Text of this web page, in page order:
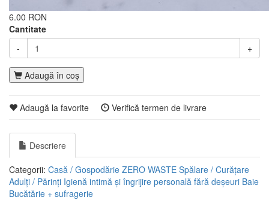
6.00 RON
Cantitate
-
+
Adaugă în coş
Adaugă la favorite Verifică termen de livrare
Descriere
Categorii: Casă / Gospodărie ZERO WASTE Spălare / Curățare
Adulți / Părinți Igienă intimă și îngrijire personală fără deșeuri Baie
Bucătărie + sufragerie